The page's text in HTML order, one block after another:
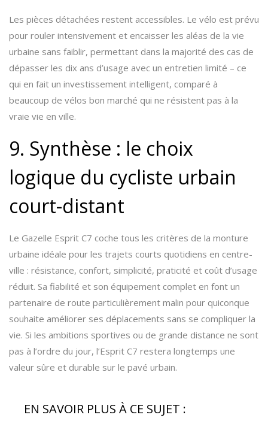
Les pièces détachées restent accessibles. Le vélo est prévu
pour rouler intensivement et encaisser les aléas de la vie
urbaine sans faiblir, permettant dans la majorité des cas de
dépasser les dix ans d’usage avec un entretien limité – ce
qui en fait un investissement intelligent, comparé à
beaucoup de vélos bon marché qui ne résistent pas à la
vraie vie en ville.
9. Synthèse : le choix
logique du cycliste urbain
court-distant
Le Gazelle Esprit C7 coche tous les critères de la monture
urbaine idéale pour les trajets courts quotidiens en centre-
ville : résistance, confort, simplicité, praticité et coût d’usage
réduit. Sa fiabilité et son équipement complet en font un
partenaire de route particulièrement malin pour quiconque
souhaite améliorer ses déplacements sans se compliquer la
vie. Si les ambitions sportives ou de grande distance ne sont
pas à l’ordre du jour, l’Esprit C7 restera longtemps une
valeur sûre et durable sur le pavé urbain.
EN SAVOIR PLUS À CE SUJET :